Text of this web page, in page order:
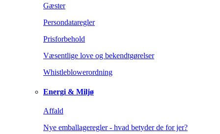
Gæster
Persondataregler
Prisforbehold
Væsentlige love og bekendtgørelser
Whistleblowerordning
Energi & Miljø
Affald
Nye emballageregler - hvad betyder de for jer?